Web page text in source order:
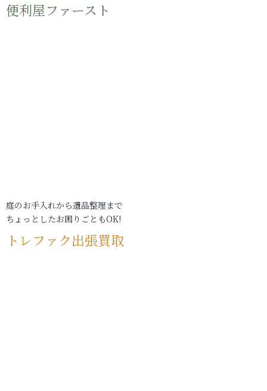
便利屋ファースト
庭のお手入れから遺品整理まで
ちょっとしたお困りごともOK!
トレファク出張買取